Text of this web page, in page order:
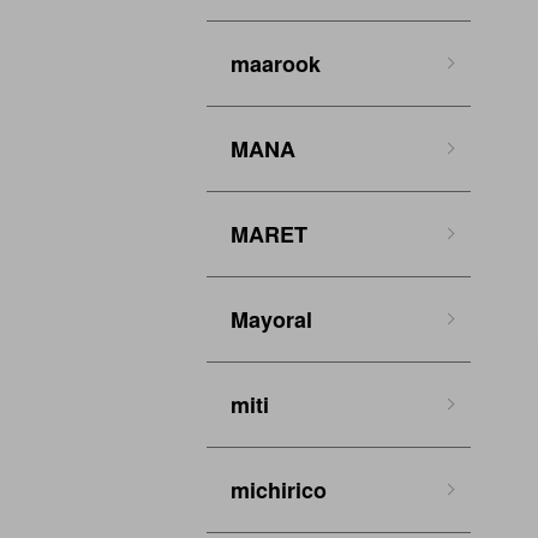
maarook
MANA
MARET
Mayoral
miti
michirico